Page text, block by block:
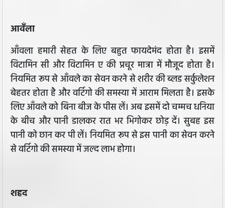
आवँला
आँवला हमारी सेहत के लिए बहुत फायदेमंद होता है। इसमें
विटामिन सी और विटामिन ए की प्रचूर मात्रा में मौजूद होता है।
नियमित रूप से आँवले का सेवन करने से शरीर की ब्लड सर्कुलेशन
बेहतर होता है और वर्टिगो की समस्या में आराम मिलता है। इसके
लिए आँवले को बिना बीज के पीस लें। अब इसमें दो चम्मच धनिया
के बीच और पानी डालकर रात भर भिगोकर छोड़ दें। सुबह इस
पानी को छान कर पी लें। नियमित रूप से इस पानी का सेवन करने
से वर्टिगो की समस्या में जल्द लाभ होगा।
शहद